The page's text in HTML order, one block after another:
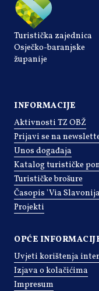
Turistička zajednica
Osječko-baranjske
županije
INFORMACIJE
Aktivnosti TZ OBŽ
Prijavi se na
Unos događaja
Katalog turističke
Turističke brošure
Časopis 'Via
Projekti
OPĆE
Uvjeti korištenja
Izjava o kolačićima
Impresum